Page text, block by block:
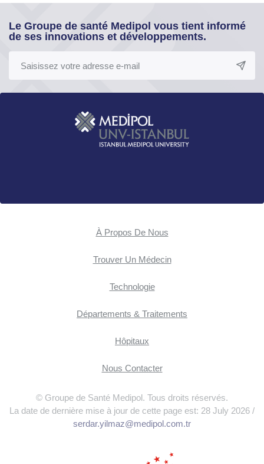
Le Groupe de santé Medipol vous tient informé
de ses innovations et développements.
À Propos De Nous
Trouver Un Médecin
Technologie
Départements & Traitements
Hôpitaux
Nous Contacter
© Groupe de Santé Medipol. Tous droits réservés.
La date de dernière mise à jour de cette page est: 28 July 2026 /
serdar.yilmaz@medipol.com.tr